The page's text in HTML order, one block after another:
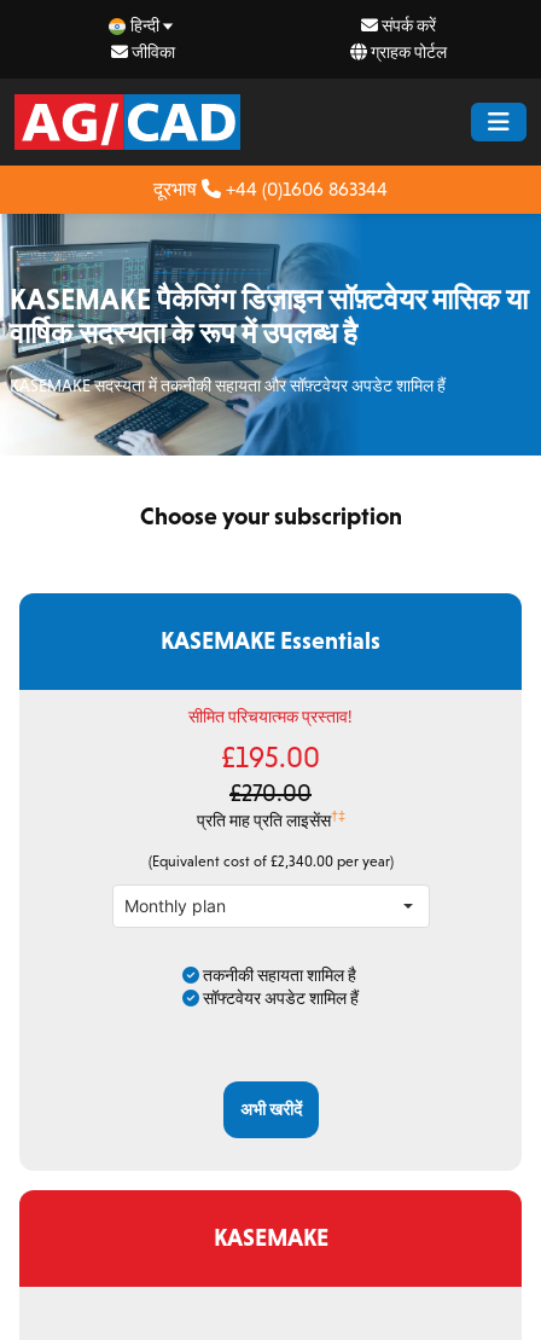
हिन्दी
संपर्क करें
जीविका
ग्राहक पोर्टल
दूरभाष +44 (0)1606 863344
KASEMAKE पैकेजिंग डिज़ाइन सॉफ़्टवेयर मासिक या
वार्षिक सदस्यता के रूप में उपलब्ध है
KASEMAKE सदस्यता में तकनीकी सहायता और सॉफ़्टवेयर अपडेट शामिल हैं
Choose your subscription
KASEMAKE Essentials
सीमित परिचयात्मक प्रस्ताव!
£195.00
£270.00
प्रति माह प्रति लाइसेंस†‡
(Equivalent cost of £2,340.00 per year)
तकनीकी सहायता शामिल है
सॉफ्टवेयर अपडेट शामिल हैं
अभी खरीदें
KASEMAKE